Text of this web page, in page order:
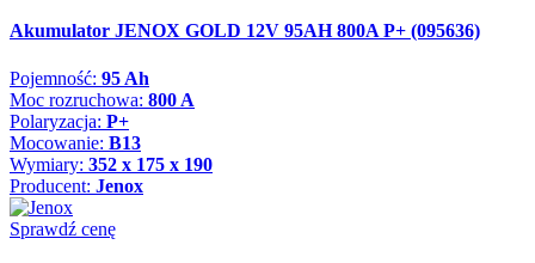
Akumulator JENOX GOLD 12V 95AH 800A P+ (095636)
Pojemność: 95 Ah
Moc rozruchowa: 800 A
Polaryzacja: P+
Mocowanie: B13
Wymiary: 352 x 175 x 190
Producent: Jenox
Sprawdź cenę